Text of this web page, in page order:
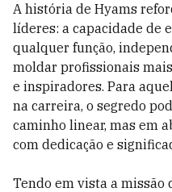
A história de Hyams
líderes: a capacidade de
qualquer função,
moldar profissionais
e inspiradores. Para
na carreira, o segredo
caminho linear, mas em
com dedicação e
Tendo em vista a missão